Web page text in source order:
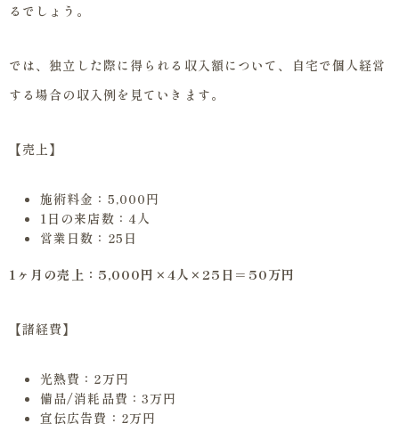
るでしょう。
では、独立した際に得られる収入額について、自宅で個人経営
する場合の収入例を見ていきます。
【売上】
施術料金：5,000円
1日の来店数：4人
営業日数：25日
1ヶ月の売上：5,000円×4人×25日＝50万円
【諸経費】
光熱費：2万円
備品/消耗品費：3万円
宣伝広告費：2万円